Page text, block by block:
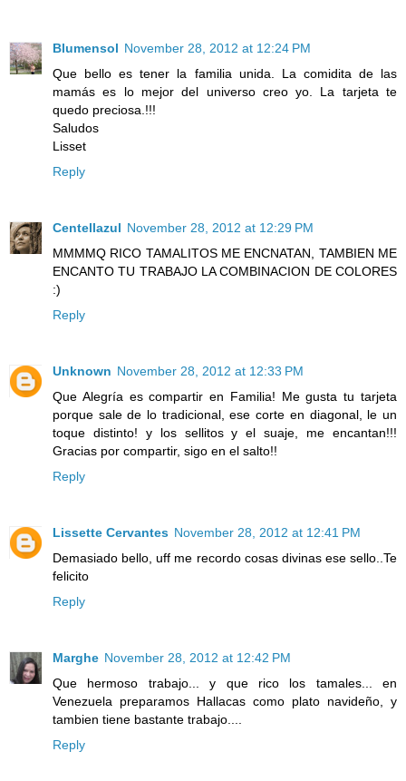
Blumensol November 28, 2012 at 12:24 PM
Que bello es tener la familia unida. La comidita de las
mamás es lo mejor del universo creo yo. La tarjeta te
quedo preciosa.!!!
Saludos
Lisset
Reply
Centellazul November 28, 2012 at 12:29 PM
MMMMQ RICO TAMALITOS ME ENCNATAN, TAMBIEN ME
ENCANTO TU TRABAJO LA COMBINACION DE COLORES
:)
Reply
Unknown November 28, 2012 at 12:33 PM
Que Alegría es compartir en Familia! Me gusta tu tarjeta
porque sale de lo tradicional, ese corte en diagonal, le un
toque distinto! y los sellitos y el suaje, me encantan!!!
Gracias por compartir, sigo en el salto!!
Reply
Lissette Cervantes November 28, 2012 at 12:41 PM
Demasiado bello, uff me recordo cosas divinas ese sello..Te
felicito
Reply
Marghe November 28, 2012 at 12:42 PM
Que hermoso trabajo... y que rico los tamales... en
Venezuela preparamos Hallacas como plato navideño, y
tambien tiene bastante trabajo....
Reply